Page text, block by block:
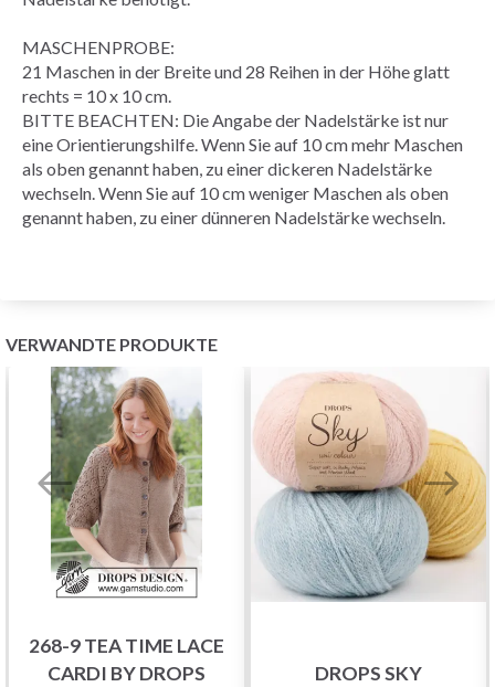
MASCHENPROBE:
21 Maschen in der Breite und 28 Reihen in der Höheglatt
rechts = 10 x 10 cm.
BITTE BEACHTEN: Die Angabe der Nadelstärke ist nur
eine Orientierungshilfe. Wenn Sie auf 10 cm mehr Maschen
als oben genannt haben, zu einer dickeren Nadelstärke
wechseln. Wenn Sie auf 10 cm weniger Maschen als oben
genannt haben, zu einer dünneren Nadelstärke wechseln.
VERWANDTE PRODUKTE
268-9 TEA TIME LACE
CARDI BY DROPS
DROPS SKY